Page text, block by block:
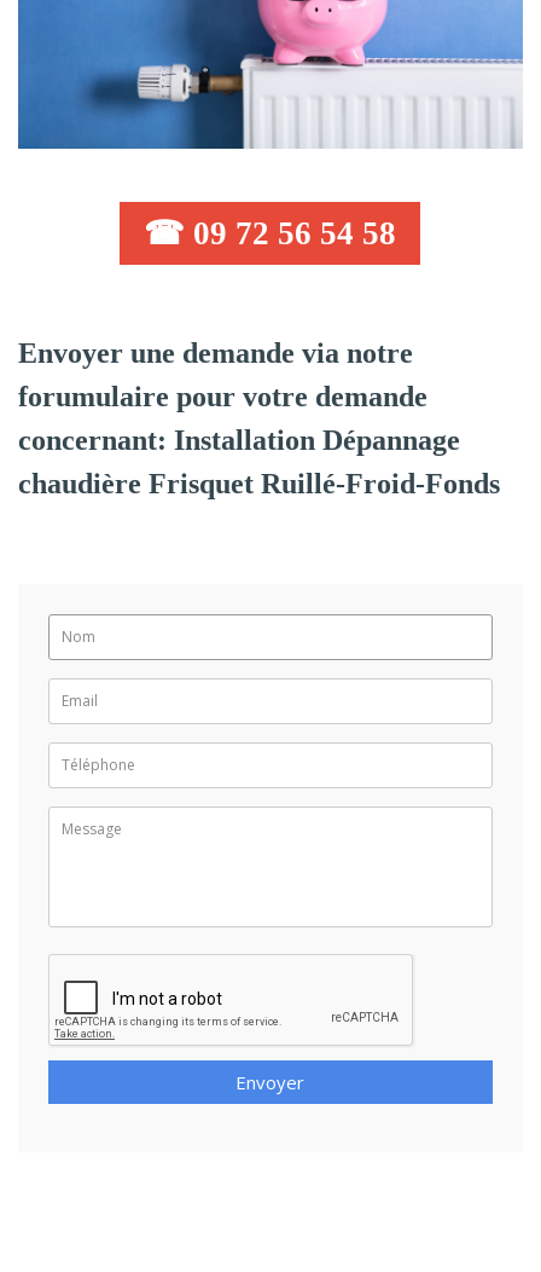
☎ 09 72 56 54 58
Envoyer une demande via notre
forumulaire pour votre demande
concernant: Installation Dépannage
chaudière Frisquet Ruillé-Froid-Fonds
Envoyer